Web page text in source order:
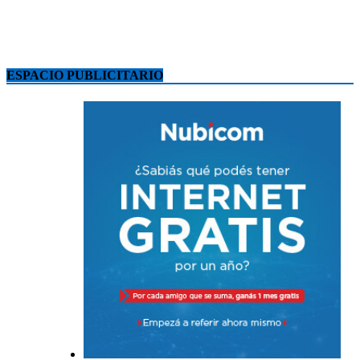
ESPACIO PUBLICITARIO